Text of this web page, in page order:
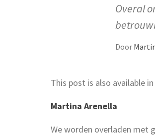
Overal
Door
This post is also available in
Martina Arenella
We worden overladen met